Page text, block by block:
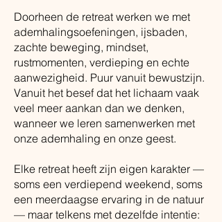
Doorheen de retreat werken we met
ademhalingsoefeningen, ijsbaden,
zachte beweging, mindset,
rustmomenten, verdieping en echte
aanwezigheid. Puur vanuit bewustzijn.
Vanuit het besef dat het lichaam vaak
veel meer aankan dan we denken,
wanneer we leren samenwerken met
onze ademhaling en onze geest.
Elke retreat heeft zijn eigen karakter —
soms een verdiepend weekend, soms
een meerdaagse ervaring in de natuur
— maar telkens met dezelfde intentie: